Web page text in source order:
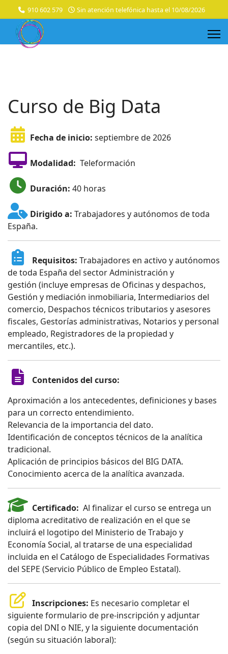
910 602 579 Sin atención telefónica hasta el 10/08/2026
Curso de Big Data
Fecha de inicio: septiembre de 2026
Modalidad: Teleformación
Duración: 40 horas
Dirigido a: Trabajadores y autónomos de toda
España.
Requisitos: Trabajadores en activo y autónomos
de toda España del sector Administración y
gestión (incluye empresas de Oficinas y despachos,
Gestión y mediación inmobiliaria, Intermediarios del
comercio, Despachos técnicos tributarios y asesores
fiscales, Gestorías administrativas, Notarios y personal
empleado, Registradores de la propiedad y
mercantiles, etc.).
Contenidos del curso:
Aproximación a los antecedentes, definiciones y bases
para un correcto entendimiento.
Relevancia de la importancia del dato.
Identificación de conceptos técnicos de la analítica
tradicional.
Aplicación de principios básicos del BIG DATA.
Conocimiento acerca de la analítica avanzada.
Certificado: Al finalizar el curso se entrega un
diploma acreditativo de realización en el que se
incluirá el logotipo del Ministerio de Trabajo y
Economía Social, al tratarse de una especialidad
incluida en el Catálogo de Especialidades Formativas
del SEPE (Servicio Público de Empleo Estatal).
Inscripciones: Es necesario completar el
siguiente formulario de pre-inscripción y adjuntar
copia del DNI o NIE, y la siguiente documentación
(según su situación laboral):